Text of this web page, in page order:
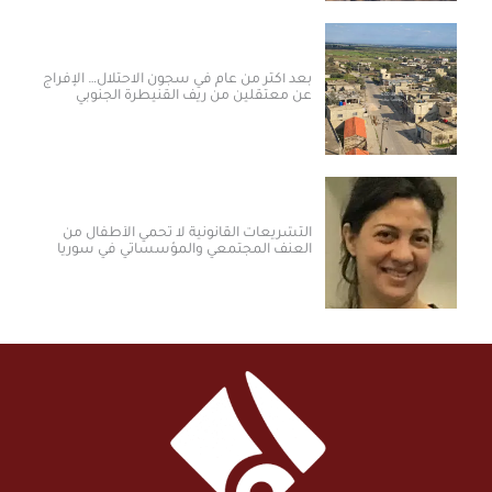
بعد أكثر من عام في سجون الاحتلال… الإفراج
عن معتقلين من ريف القنيطرة الجنوبي
التشريعات القانونية لا تحمي الأطفال من
العنف المجتمعي والمؤسساتي في سوريا